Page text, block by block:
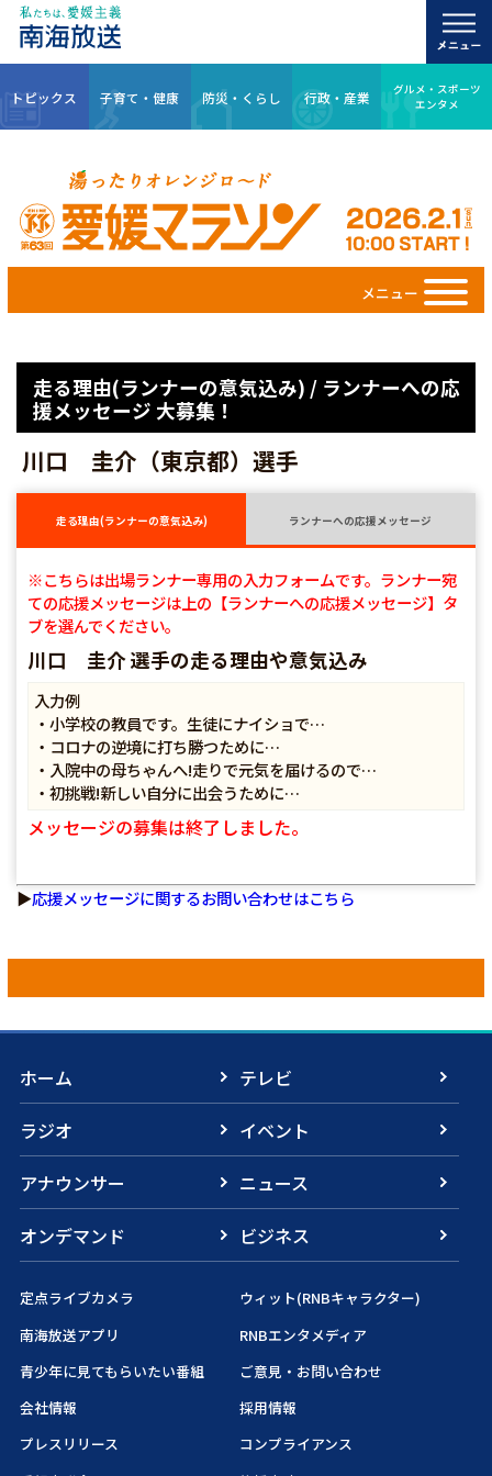
トピックス 子育て・健康 防災・くらし 行政・産業
グルメ・スポーツ
エンタメ
メニュー
走る理由(ランナーの意気込み) / ランナーへの応
援メッセージ 大募集！
川口 圭介（東京都）選手
走る理由(ランナーの意気込み) ランナーへの応援メッセージ
※こちらは出場ランナー専用の入力フォームです。ランナー宛
ての応援メッセージは上の【ランナーへの応援メッセージ】タ
ブを選んでください。
川口 圭介 選手の走る理由や意気込み
入力例
・小学校の教員です。生徒にナイショで…
・コロナの逆境に打ち勝つために…
・入院中の母ちゃんへ!走りで元気を届けるので…
・初挑戦!新しい自分に出会うために…
メッセージの募集は終了しました。
▶応援メッセージに関するお問い合わせはこちら
ホーム
テレビ
ラジオ
イベント
アナウンサー
ニュース
オンデマンド
ビジネス
定点ライブカメラ
ウィット(RNBキャラクター)
南海放送アプリ
RNBエンタメディア
青少年に見てもらいたい番組
ご意見・お問い合わせ
会社情報
採用情報
プレスリリース
コンプライアンス